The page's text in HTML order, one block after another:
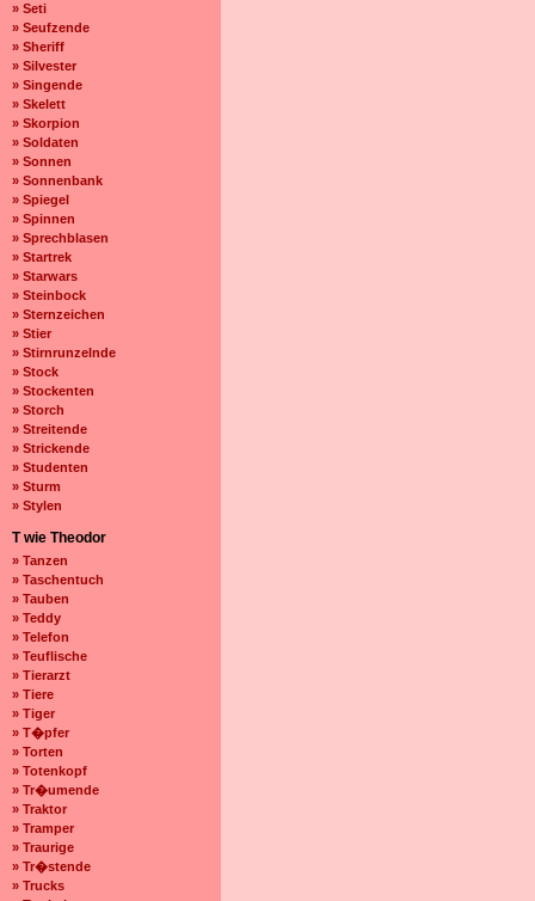
» Seti
» Seufzende
» Sheriff
» Silvester
» Singende
» Skelett
» Skorpion
» Soldaten
» Sonnen
» Sonnenbank
» Spiegel
» Spinnen
» Sprechblasen
» Startrek
» Starwars
» Steinbock
» Sternzeichen
» Stier
» Stirnrunzelnde
» Stock
» Stockenten
» Storch
» Streitende
» Strickende
» Studenten
» Sturm
» Stylen
T wie Theodor
» Tanzen
» Taschentuch
» Tauben
» Teddy
» Telefon
» Teuflische
» Tierarzt
» Tiere
» Tiger
» T�pfer
» Torten
» Totenkopf
» Tr�umende
» Traktor
» Tramper
» Traurige
» Tr�stende
» Trucks